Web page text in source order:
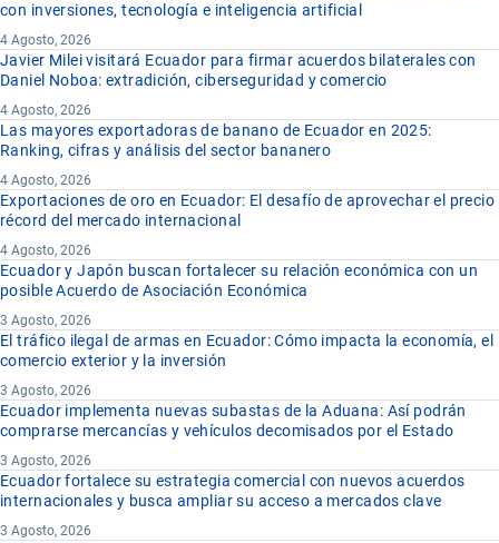
con inversiones, tecnología e inteligencia artificial
4 Agosto, 2026
Javier Milei visitará Ecuador para firmar acuerdos bilaterales con
Daniel Noboa: extradición, ciberseguridad y comercio
4 Agosto, 2026
Las mayores exportadoras de banano de Ecuador en 2025:
Ranking, cifras y análisis del sector bananero
4 Agosto, 2026
Exportaciones de oro en Ecuador: El desafío de aprovechar el precio
récord del mercado internacional
4 Agosto, 2026
Ecuador y Japón buscan fortalecer su relación económica con un
posible Acuerdo de Asociación Económica
3 Agosto, 2026
El tráfico ilegal de armas en Ecuador: Cómo impacta la economía, el
comercio exterior y la inversión
3 Agosto, 2026
Ecuador implementa nuevas subastas de la Aduana: Así podrán
comprarse mercancías y vehículos decomisados por el Estado
3 Agosto, 2026
Ecuador fortalece su estrategia comercial con nuevos acuerdos
internacionales y busca ampliar su acceso a mercados clave
3 Agosto, 2026